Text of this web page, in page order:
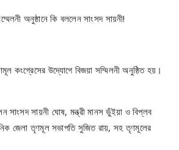
অনুষ্ঠানে কি বললেন সাংসদ সায়নী!
কংগ্রেসের উদ্যোগে বিজয়া সম্মিলনী অনুষ্ঠিত হয়।
সাংসদ সায়নী ঘোষ, মন্ত্রী মানস ভুঁইয়া ও বিপ্লব
জেলা তৃণমূল সভাপতি সুজিত রায়, সহ তৃণমূলের